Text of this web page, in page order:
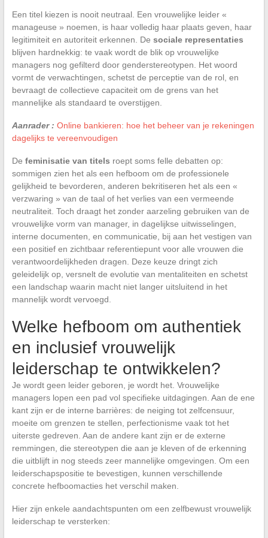
Een titel kiezen is nooit neutraal. Een vrouwelijke leider «
manageuse » noemen, is haar volledig haar plaats geven, haar
legitimiteit en autoriteit erkennen. De sociale representaties
blijven hardnekkig: te vaak wordt de blik op vrouwelijke
managers nog gefilterd door genderstereotypen. Het woord
vormt de verwachtingen, schetst de perceptie van de rol, en
bevraagt de collectieve capaciteit om de grens van het
mannelijke als standaard te overstijgen.
Aanrader : Online bankieren: hoe het beheer van je rekeningen
dagelijks te vereenvoudigen
De feminisatie van titels roept soms felle debatten op:
sommigen zien het als een hefboom om de professionele
gelijkheid te bevorderen, anderen bekritiseren het als een «
verzwaring » van de taal of het verlies van een vermeende
neutraliteit. Toch draagt het zonder aarzeling gebruiken van de
vrouwelijke vorm van manager, in dagelijkse uitwisselingen,
interne documenten, en communicatie, bij aan het vestigen van
een positief en zichtbaar referentiepunt voor alle vrouwen die
verantwoordelijkheden dragen. Deze keuze dringt zich
geleidelijk op, versnelt de evolutie van mentaliteiten en schetst
een landschap waarin macht niet langer uitsluitend in het
mannelijk wordt vervoegd.
Welke hefboom om authentiek
en inclusief vrouwelijk
leiderschap te ontwikkelen?
Je wordt geen leider geboren, je wordt het. Vrouwelijke
managers lopen een pad vol specifieke uitdagingen. Aan de ene
kant zijn er de interne barrières: de neiging tot zelfcensuur,
moeite om grenzen te stellen, perfectionisme vaak tot het
uiterste gedreven. Aan de andere kant zijn er de externe
remmingen, die stereotypen die aan je kleven of de erkenning
die uitblijft in nog steeds zeer mannelijke omgevingen. Om een
leiderschapspositie te bevestigen, kunnen verschillende
concrete hefboomacties het verschil maken.
Hier zijn enkele aandachtspunten om een zelfbewust vrouwelijk
leiderschap te versterken: